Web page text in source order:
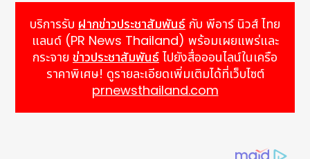
บริการรับ ฝากข่าวประชาสัมพันธ์ กับ พีอาร์ นิวส์ ไทย
แลนด์ (PR News Thailand) พร้อมเผยแพร่และ
กระจาย ข่าวประชาสัมพันธ์ ไปยังสื่อออนไลน์ในเครือ
ราคาพิเศษ! ดูรายละเอียดเพิ่มเติมได้ที่เว็บไซต์
prnewsthailand.com